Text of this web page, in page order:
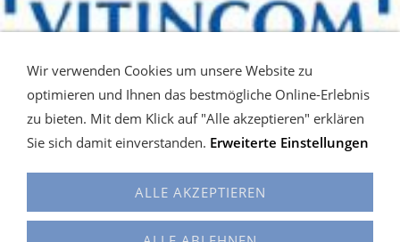
Widerrufsrecht
Versand / Widerrufsrecht
Wir verwenden Cookies um unsere Website zu
optimieren und Ihnen das bestmögliche Online-Erlebnis
zu bieten. Mit dem Klick auf "Alle akzeptieren" erklären
Sie sich damit einverstanden. Erweiterte Einstellungen
ALLE AKZEPTIEREN